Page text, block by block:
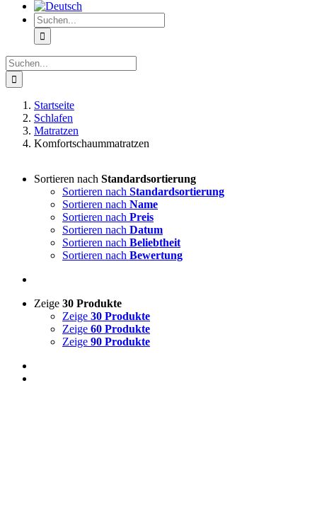
Suche
nach:
Suche
nach:
Startseite
Schlafen
Matratzen
Komfortschaummatratzen
Sortieren nach Standardsortierung
Sortieren nach Standardsortierung
Sortieren nach Name
Sortieren nach Preis
Sortieren nach Datum
Sortieren nach Beliebtheit
Sortieren nach Bewertung
Zeige 30 Produkte
Zeige 30 Produkte
Zeige 60 Produkte
Zeige 90 Produkte